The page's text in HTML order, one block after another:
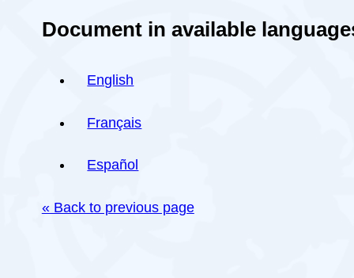
Document in available
English
Français
Español
« Back to previous page